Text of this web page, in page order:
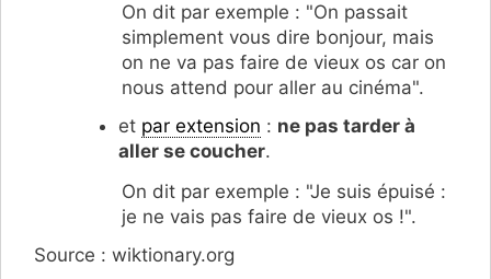
On dit par exemple : "On passait
simplement vous dire bonjour, mais
on ne va pas faire de vieux os car on
nous attend pour aller au cinéma".
et par extension : ne pas tarder à
aller se coucher.
On dit par exemple : "Je suis épuisé :
je ne vais pas faire de vieux os !".
Source : wiktionary.org